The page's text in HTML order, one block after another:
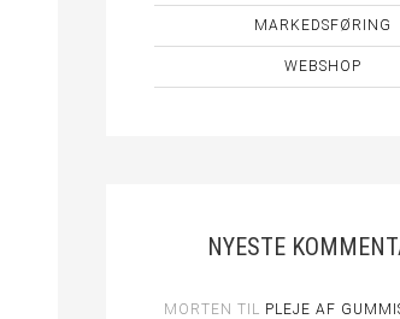
MARKEDSFØRING
WEBSHOP
NYESTE
MORTEN TIL PLEJE AF